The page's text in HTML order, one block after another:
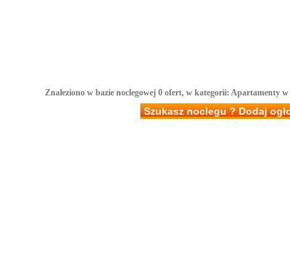
Znaleziono w bazie noclegowej 0 ofert, w kategorii: Apartamenty
Szukasz noclegu ? Dodaj